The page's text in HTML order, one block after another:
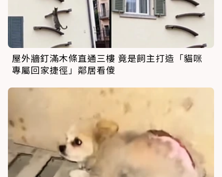
屋外牆釘滿木條直通三樓 竟是飼主打造「貓咪
專屬回家捷徑」鄰居看傻